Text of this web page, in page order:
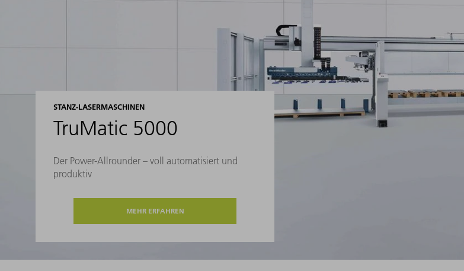
STANZ-LASERMASCHINEN
TruMatic 5000
Der Power-Allrounder – voll automatisiert und
produktiv
MEHR ERFAHREN